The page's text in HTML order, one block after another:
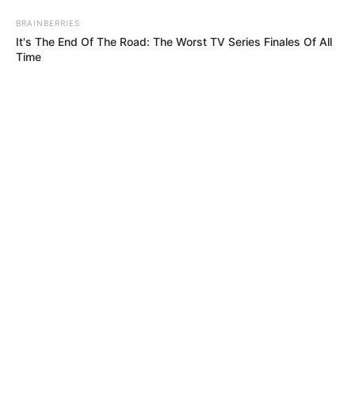
BRAINBERRIES
It's The End Of The Road: The Worst TV Series Finales Of All
Time